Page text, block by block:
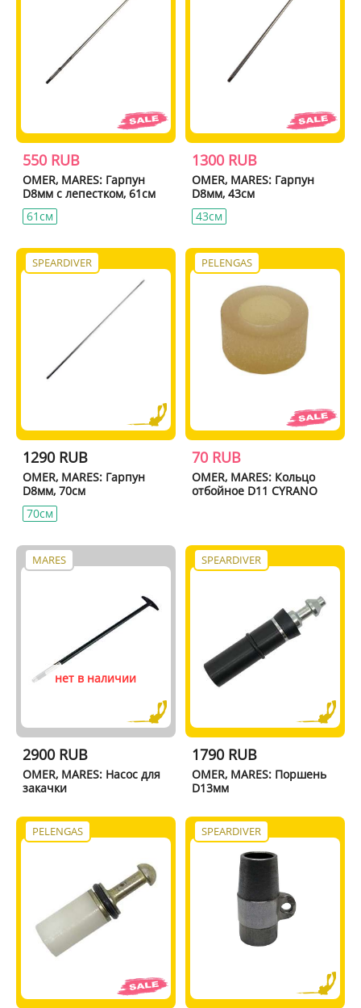
550 RUB
OMER, MARES: Гарпун
D8мм с лепестком, 61см
61см
1300 RUB
OMER, MARES: Гарпун
D8мм, 43см
43см
SPEARDIVER
1290 RUB
OMER, MARES: Гарпун
D8мм, 70см
70см
PELENGAS
70 RUB
OMER, MARES: Кольцо
отбойное D11 CYRANO
MARES
нет в наличии
2900 RUB
OMER, MARES: Насос для
закачки
SPEARDIVER
1790 RUB
OMER, MARES: Поршень
D13мм
PELENGAS SPEARDIVER